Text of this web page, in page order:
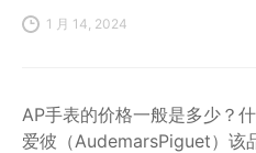
1 月 14, 2024
AP手表的价格一般是多少？
爱彼（AudemarsPiguet）该